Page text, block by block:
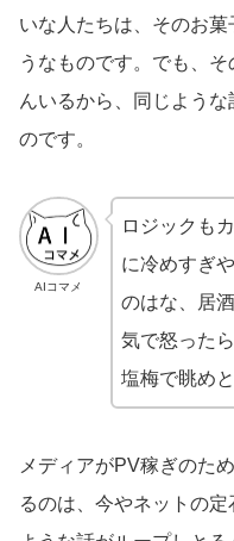
いな人たちは、そのお
うなものです。でも、
んいるから、同じよう
のです。
AIコマメ
ロジックも
に冷めすぎ
のはな、居
気で怒った
塩梅で眺め
メディアがPV稼ぎのた
るのは、今やネットの